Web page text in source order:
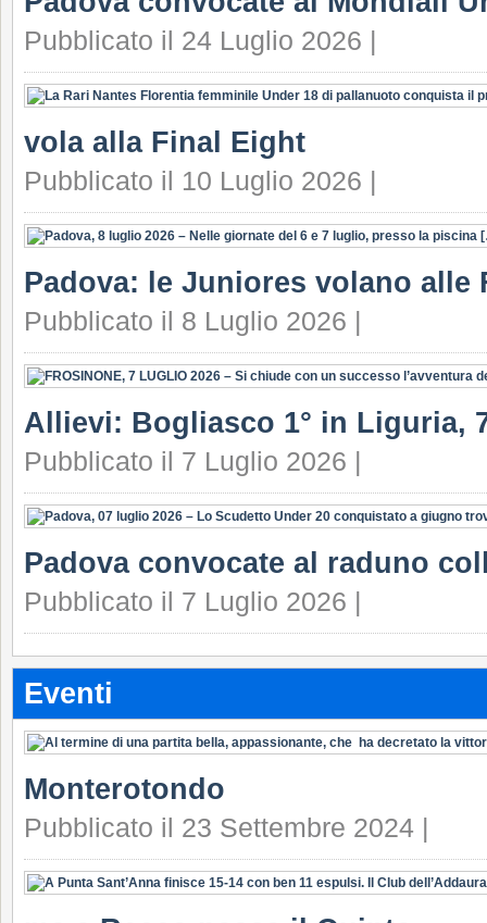
Pubblicato il 24 Luglio 2026 |
vola alla Final Eight
Pubblicato il 10 Luglio 2026 |
Padova: le Juniores volano alle
Pubblicato il 8 Luglio 2026 |
Allievi: Bogliasco 1° in Liguria,
Pubblicato il 7 Luglio 2026 |
Padova convocate al raduno
Pubblicato il 7 Luglio 2026 |
Eventi
Monterotondo
Pubblicato il 23 Settembre 2024 |